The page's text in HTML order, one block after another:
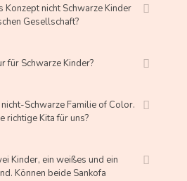
Konzept nicht Schwarze Kinder
Gesellschaft?
für Schwarze Kinder?
Schwarze Familie of Color.
richtige Kita für uns?
Kinder, ein weißes und ein
Können beide Sankofa